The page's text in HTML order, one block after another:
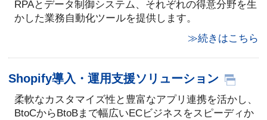
RPAとデータ制御システム、それぞれの得意分野を生
かした業務自動化ツールを提供します。
≫続きはこちら
Shopify導入・運用支援ソリューション
柔軟なカスタマイズ性と豊富なアプリ連携を活かし、
BtoCからBtoBまで幅広いECビジネスをスピーディか